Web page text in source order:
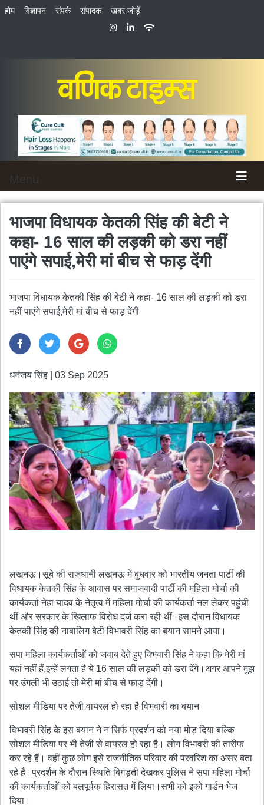
होम विज्ञापन संपर्क संपादक खबर जोड़ें
भाजपा विधायक केतकी सिंह की बेटी ने
कहा- 16 साल की लड़की को डरा नहीं
पाएंगे सपाई,मेरी मां बीच से फाड़ देंगी
भाजपा विधायक केतकी सिंह की बेटी ने कहा- 16 साल की लड़की को डरा
नहीं पाएंगे सपाई,मेरी मां बीच से फाड़ देंगी
धनंजय सिंह 03 Sep 2025
लखनऊ।सूबे की राजधानी लखनऊ में बुधवार को भारतीय जनता पार्टी की
विधायक केतकी सिंह के आवास पर समाजवादी पार्टी की महिला मोर्चा की
कार्यकर्ता नेहा यादव के नेतृत्व में महिला मोर्चा की कार्यकर्ता नल लेकर पहुंची
थीं और सरकार के खिलाफ विरोध दर्ज करा रही थीं।इस दौरान विधायक
केतकी सिंह की नाबालिग बेटी विभावरी सिंह का बयान सामने आया।
सपा महिला कार्यकर्ताओं को जवाब देते हुए विभवारी सिंह ने कहा कि मेरी मां
यहां नहीं हैं,इन्हें लगता है ये 16 साल की लड़की को डरा देंगे।अगर आपने मुझ
पर उंगली भी उठाई तो मेरी मां बीच से फाड़ देंगी।
सोशल मीडिया पर तेजी वायरल हो रहा है विभवारी का बयान
विभावरी सिंह के इस बयान ने न सिर्फ प्रदर्शन को नया मोड़ दिया बल्कि
सोशल मीडिया पर भी तेजी से वायरल हो रहा है। लोग विभावरी की तारीफ
कर रहे हैं। वहीं कुछ लोग इसे राजनीतिक परिवार की परवरिश का असर बता
रहे हैं।प्रदर्शन के दौरान स्थिति बिगड़ती देखकर पुलिस ने सपा महिला मोर्चा
की कार्यकर्ताओं को बलपूर्वक हिरासत में लिया।सभी को इको गार्डन भेज
दिया।